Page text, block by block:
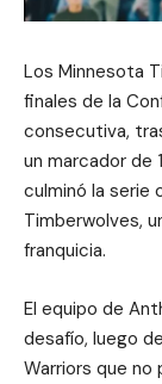
Los Minnesota
finales de la
consecutiva,
un marcador de
culminó la serie
Timberwolves,
franquicia.
El equipo de
desafío, luego
Warriors que no